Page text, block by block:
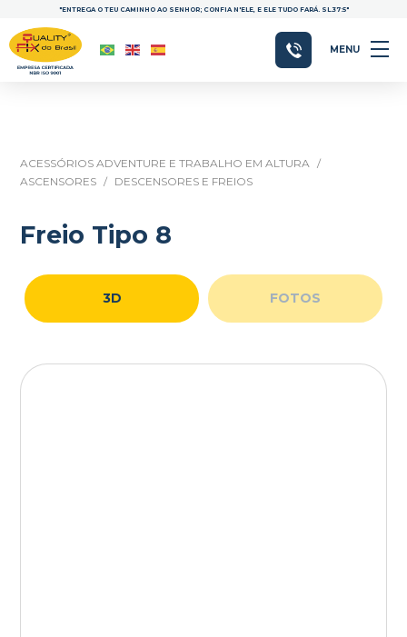
"ENTREGA O TEU CAMINHO AO SENHOR; CONFIA N'ELE, E ELE TUDO FARÁ. SL.37:5"
MENU
ACESSÓRIOS ADVENTURE E TRABALHO EM ALTURA /
ASCENSORES / DESCENSORES E FREIOS
Freio Tipo 8
3D FOTOS